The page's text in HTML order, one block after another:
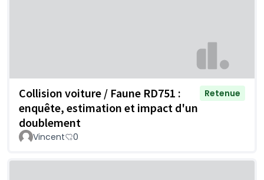
Collision voiture / Faune RD751 :
enquête, estimation et impact d'un
doublement
Retenue
Vincent 0